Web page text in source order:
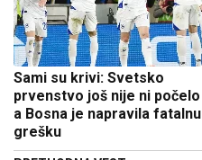
Sami su krivi: Svetsko
prvenstvo još nije ni počelo
a Bosna je napravila fatalnu
grešku